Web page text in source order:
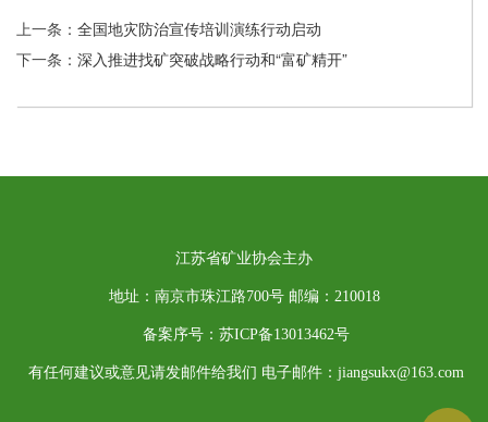
上一条： 全国地灾防治宣传培训演练行动启动
下一条： 深入推进找矿突破战略行动和“富矿精开”
江苏省矿业协会主办
地址：南京市珠江路700号 邮编：210018
备案序号：苏ICP备13013462号
有任何建议或意见请发邮件给我们 电子邮件：jiangsukx@163.com